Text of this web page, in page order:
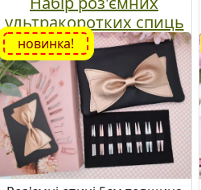
ультракоротких спиць
KnitPro Mini Bouquet
(47600), №3–6 мм
новинка!